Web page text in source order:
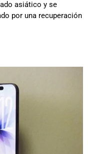
asiático y se
por una recuperación